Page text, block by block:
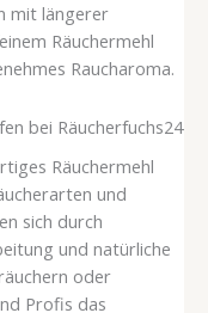
mit längerer
Räuchermehl
Raucharoma.
bei Räucherfuchs24
Räuchermehl
und
sich durch
und natürliche
oder
Profis das